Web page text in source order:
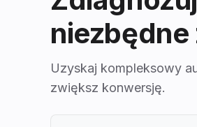
niezbędne
Uzyskaj kompleksowy
zwiększ konwersję.